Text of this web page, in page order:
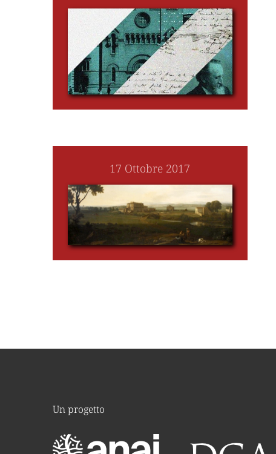
17 Ottobre 2017
Un progetto